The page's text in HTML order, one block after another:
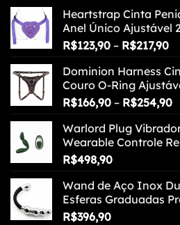
Heartstrap Cinta
Anel Único Ajustável
R$123,90 – R$217,90
Dominion Harness
Couro O-Ring
R$166,90 – R$254,90
Warlord Plug
Wearable Controle
R$498,90
Wand de Aço Inox
Esferas Graduadas
R$396,90